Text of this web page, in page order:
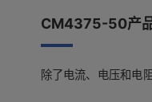
CM4375-50产
除了电流、电压和电